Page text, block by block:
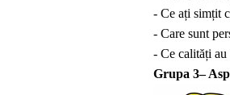
- Ce ați simțit
- Care sunt
- Ce calități au
Grupa 3–